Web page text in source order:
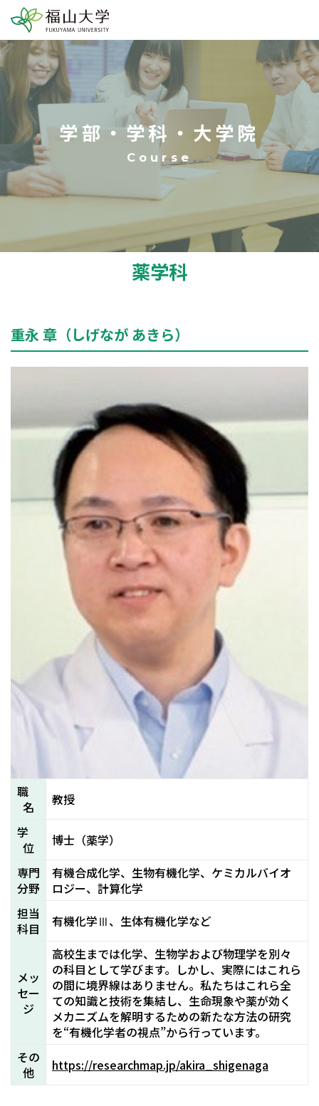
学部・学科・大学院
薬学科
重永 章（しげなが あきら）
職
名
教授
学
位
博士（薬学）
専門
分野
有機合成化学、生物有機化学、ケミカルバイオ
ロジー、計算化学
担当
科目
有機化学Ⅲ、生体有機化学など
メッ
セー
ジ
高校生までは化学、生物学および物理学を別々
の科目として学びます。しかし、実際にはこれら
の間に境界線はありません。私たちはこれら全
ての知識と技術を集結し、生命現象や薬が効く
メカニズムを解明するための新たな方法の研究
を“有機化学者の視点”から行っています。
その
他
https://researchmap.jp/akira_shigenaga